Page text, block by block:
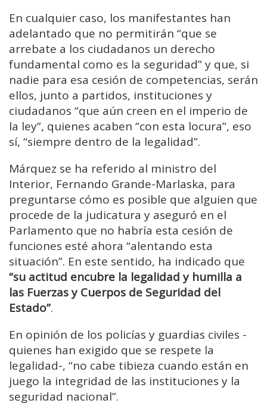
En cualquier caso, los manifestantes han
adelantado que no permitirán “que se
arrebate a los ciudadanos un derecho
fundamental como es la seguridad” y que, si
nadie para esa cesión de competencias, serán
ellos, junto a partidos, instituciones y
ciudadanos “que aún creen en el imperio de
la ley”, quienes acaben “con esta locura”, eso
sí, “siempre dentro de la legalidad”.
Márquez se ha referido al ministro del
Interior, Fernando Grande-Marlaska, para
preguntarse cómo es posible que alguien que
procede de la judicatura y aseguró en el
Parlamento que no habría esta cesión de
funciones esté ahora “alentando esta
situación”. En este sentido, ha indicado que
“su actitud encubre la legalidad y humilla a
las Fuerzas y Cuerpos de Seguridad del
Estado”.
En opinión de los policías y guardias civiles -
quienes han exigido que se respete la
legalidad-, “no cabe tibieza cuando están en
juego la integridad de las instituciones y la
seguridad nacional”.